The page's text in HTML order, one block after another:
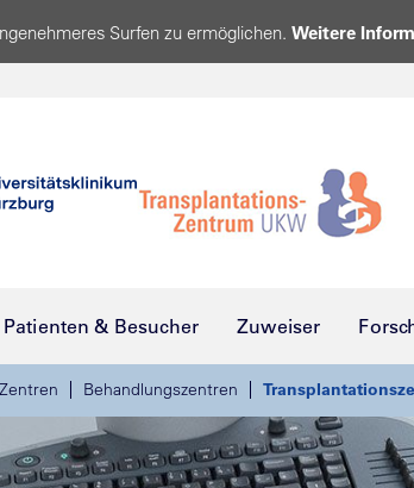
Surfen zu ermöglichen. Weitere
Patienten & Besucher Zuweiser
Behandlungszentren